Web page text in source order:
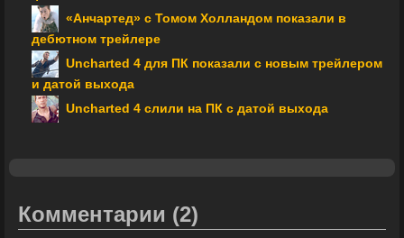
«Анчартед» с Томом Холландом показали в
дебютном трейлере
Uncharted 4 для ПК показали с новым трейлером
и датой выхода
Uncharted 4 слили на ПК с датой выхода
Комментарии (2)